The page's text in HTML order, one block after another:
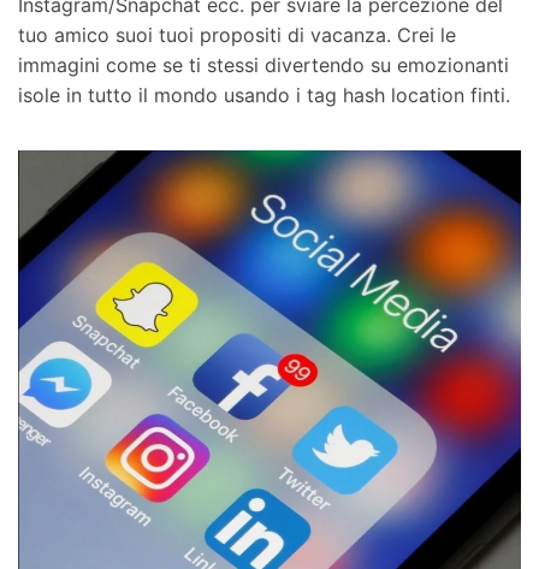
Instagram/Snapchat ecc. per sviare la percezione del
tuo amico suoi tuoi propositi di vacanza. Crei le
immagini come se ti stessi divertendo su emozionanti
isole in tutto il mondo usando i tag hash location finti.